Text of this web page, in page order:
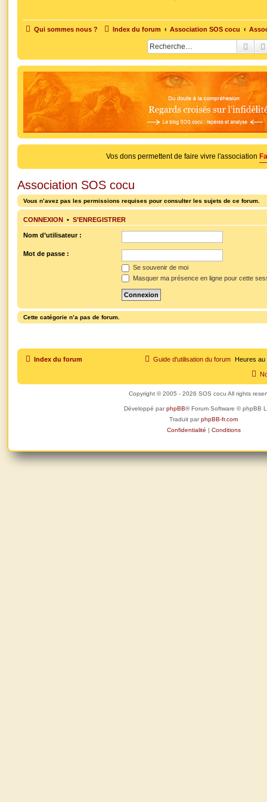
Qui sommes nous ? Index du forum Association SOS cocu
Vos dons permettent de faire vivre l'association
Association SOS cocu
Vous n’avez pas les permissions requises pour consulter les sujets de ce forum.
CONNEXION • S’ENREGISTRER
Nom d’utilisateur :
Mot de passe :
Se souvenir de moi
Masquer ma présence en ligne pour cette
Cette catégorie n’a pas de forum.
Index du forum Heures
Guide d'utilisation du forum
Copyright © 2005 - 2026 SOS cocu All rights
Développé parphpBB® Forum Software © phpBB
Traduit parphpBB-fr.com
Confidentialité
Conditions